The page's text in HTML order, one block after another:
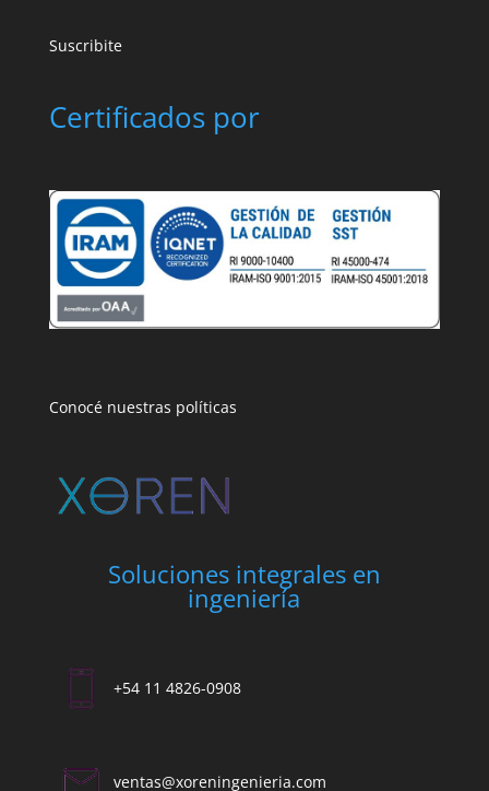
Suscribite
Certificados por
Conocé nuestras políticas
Soluciones integrales en
ingeniería
+54 11 4826-0908
ventas@xoreningenieria.com​